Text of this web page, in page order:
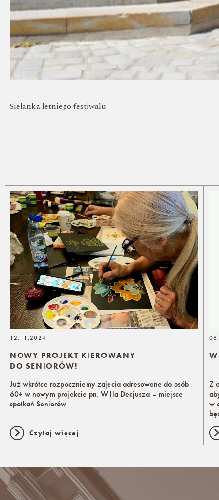
Sielanka letniego festiwalu
NOWY PROJEKT KIEROWANY
DO SENIORÓW!
12.11.2024
Już wkrótce rozpoczniemy zajęcia adresowane do osób
60+ w nowym projekcie pn. Willa Decjusza – miejsce
spotkań Seniorów
Czytaj więcej
Z
w